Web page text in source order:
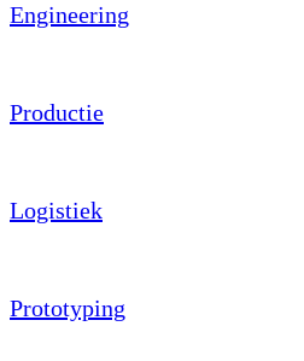
Engineering
Productie
Logistiek
Prototyping